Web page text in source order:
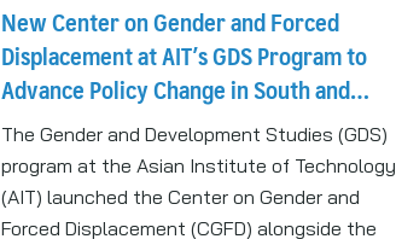
New Center on Gender and Forced
Displacement at AIT’s GDS Program to
Advance Policy Change in South and
Southeast Asia
The Gender and Development Studies (GDS)
program at the Asian Institute of Technology
(AIT) launched the Center on Gender and
Forced Displacement (CGFD) alongside the